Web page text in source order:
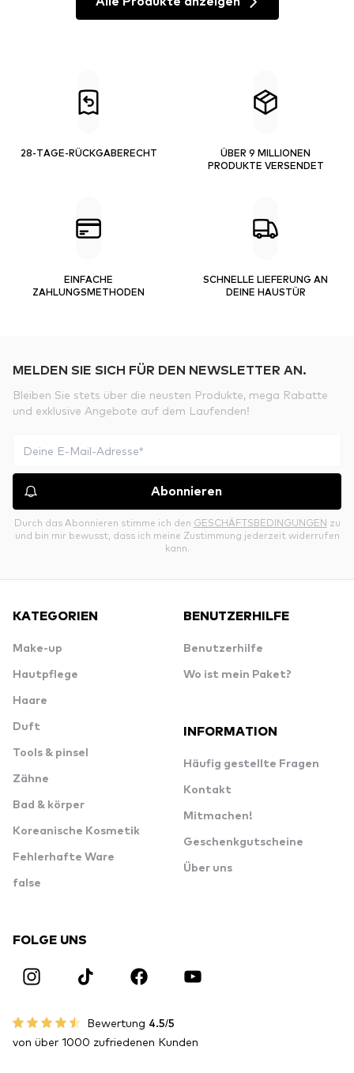
28-TAGE-RÜCKGABERECHT
ÜBER 9 MILLIONEN
PRODUKTE VERSENDET
EINFACHE
ZAHLUNGSMETHODEN
SCHNELLE LIEFERUNG AN
DEINE HAUSTÜR
MELDEN SIE SICH FÜR DEN NEWSLETTER AN.
Bleiben Sie stets über die neusten Produkte, mega Rabatte
und exklusive Angebote auf dem Laufenden!
Abonnieren
Durch das Abonnieren stimme ich den GESCHÄFTSBEDINGUNGEN zu
und bin mir bewusst, dass ich meine Zustimmung jederzeit widerrufen
kann.
KATEGORIEN
Make-up
Hautpflege
Haare
Duft
Tools & pinsel
Zähne
Bad & körper
Koreanische Kosmetik
Fehlerhafte Ware
false
BENUTZERHILFE
Benutzerhilfe
Wo ist mein Paket?
INFORMATION
Häufig gestellte Fragen
Kontakt
Mitmachen!
Geschenkgutscheine
Über uns
FOLGE UNS
Bewertung 4.5/5
von über 1000 zufriedenen Kunden